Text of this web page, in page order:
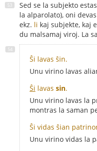
Sed se la subjekto
la alparolato), oni
ekz. li kaj subjekte, kaj
du malsamaj viroj. La
Ŝi lavas ŝin.
Unu virino lavas
Ŝi lavas sin.
Unu virino lavas la
montras la saman
Ŝi vidas ŝian
Unu virino vidas la